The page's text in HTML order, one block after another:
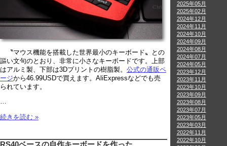
〝マウス機能を搭載した世界最小のキーボード〟との
謳い文句のとおり、非常に小さなキーボードです。上部
はアルミ製、下部は3Dプリントの樹脂製。 公式の通販ペ
ージから46.99USDで買えます。AliExpressなどでも売
られています。
…
続きを読む »
RS40ベースの自作キーボードを作った
2025年05月
2025年02月
2024年12月
2024年11月
2024年10月
2024年09月
2024年08月
2024年07月
2024年05月
2023年12月
2023年11月
2023年10月
2023年09月
2023年08月
2023年07月
2023年05月
2023年03月
2022年11月
2022年10月